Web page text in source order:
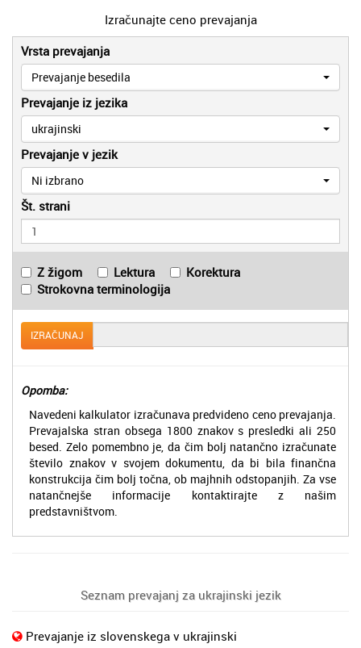
Izračunajte ceno prevajanja
Vrsta prevajanja
Prevajanje besedila
Prevajanje iz jezika
ukrajinski
Prevajanje v jezik
Ni izbrano
Št. strani
Z žigom Lektura
Korektura
Strokovna terminologija
IZRAČUNAJ
Opomba:
Navedeni kalkulator izračunava predvideno ceno prevajanja.
Prevajalska stran obsega 1800 znakov s presledki ali 250
besed. Zelo pomembno je, da čim bolj natančno izračunate
število znakov v svojem dokumentu, da bi bila finančna
konstrukcija čim bolj točna, ob majhnih odstopanjih. Za vse
natančnejše informacije kontaktirajte z našim
predstavništvom.
Seznam prevajanj za ukrajinski jezik
Prevajanje iz slovenskega v ukrajinski